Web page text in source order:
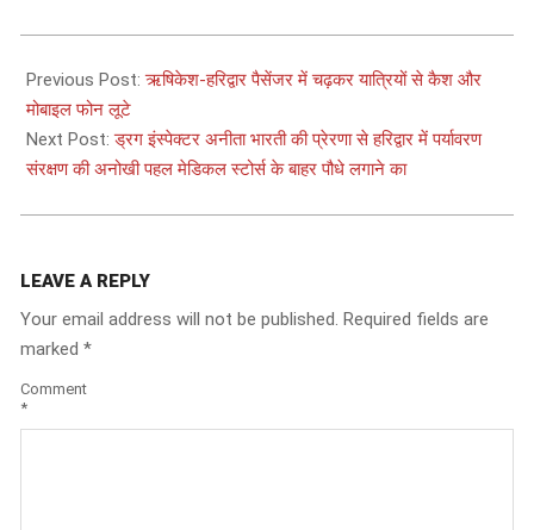
12-
15
Previous Post:ऋषिकेश-हरिद्वार पैसेंजर में चढ़कर यात्रियों से कैश और
मोबाइल फोन लूटे
Next Post:ड्रग इंस्पेक्टर अनीता भारती की प्रेरणा से हरिद्वार में पर्यावरण
संरक्षण की अनोखी पहल मेडिकल स्टोर्स के बाहर पौधे लगाने का
LEAVE A REPLY
Your email address will not be published. Required fields are
marked *
Comment
*